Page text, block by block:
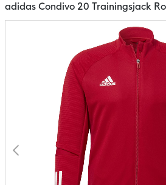
adidas Condivo 20 Trainingsjack